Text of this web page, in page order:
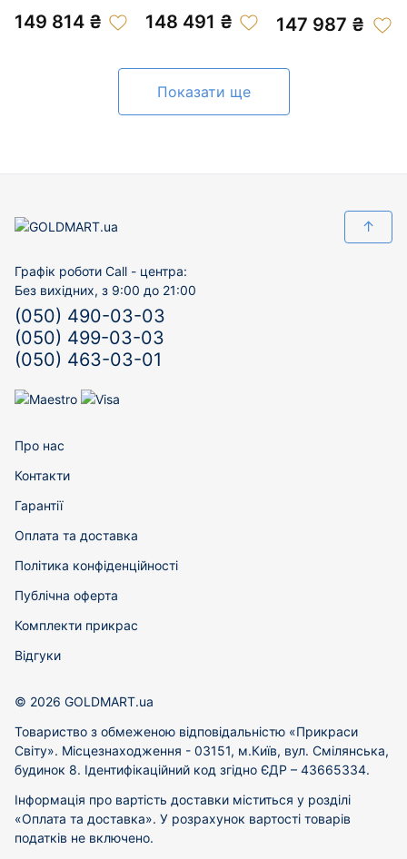
149 814 ₴ 148 491 ₴ 147 987 ₴
Показати ще
↑
Графік роботи Call - центра:
Без вихідних, з 9:00 до 21:00
(050) 490-03-03
(050) 499-03-03
(050) 463-03-01
Про нас
Контакти
Гарантії
Оплата та доставка
Політика конфіденційності
Публічна оферта
Комплекти прикрас
Відгуки
© 2026 GOLDMART.ua
Товариство з обмеженою відповідальністю «Прикраси
Світу». Місцезнаходження - 03151, м.Київ, вул. Смілянська,
будинок 8. Ідентифікаційний код згідно ЄДР – 43665334.
Інформація про вартість доставки міститься у розділі
«Оплата та доставка». У розрахунок вартості товарів
податків не включено.